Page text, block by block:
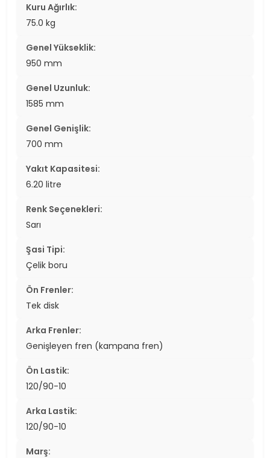
Kuru Ağırlık:
75.0 kg
Genel Yükseklik:
950 mm
Genel Uzunluk:
1585 mm
Genel Genişlik:
700 mm
Yakıt Kapasitesi:
6.20 litre
Renk Seçenekleri:
Sarı
Şasi Tipi:
Çelik boru
Ön Frenler:
Tek disk
Arka Frenler:
Genişleyen fren (kampana fren)
Ön Lastik:
120/90-10
Arka Lastik:
120/90-10
Marş: